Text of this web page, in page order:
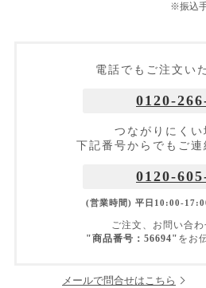
※振込
電話でもご注文い
0120-
つながりにくい
下記番号からでもご連
0120-
(営業時間) 平日10:00-
ご注文、お問い合
"商品番号：56694" をお
メールで問合せはこちら